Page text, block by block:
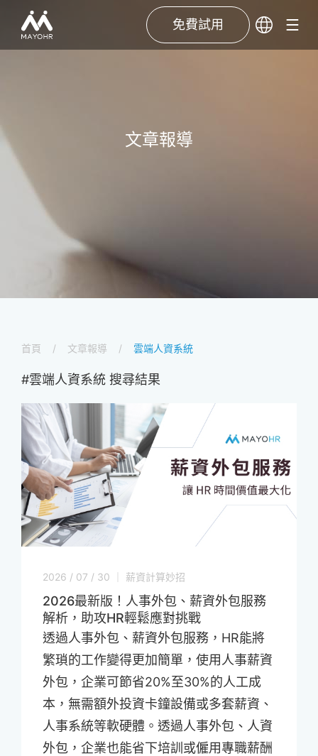
免費試用
文章報導
首頁 文章報導 雲端人資系統
#雲端人資系統 搜尋結果
2026 / 07 / 30 ｜ 薪資計算妙招
2026最新版！人事外包、薪資外包服務
解析，助攻HR輕鬆應對挑戰
透過人事外包、薪資外包服務，HR能將
繁瑣的工作變得更加簡單，使用人事薪資
外包，企業可節省20%至30%的人工成
本，無需額外投資卡鐘設備或多套薪資、
人事系統等軟硬體。透過人事外包、人資
外包，企業也能省下培訓或僱用專職薪酬